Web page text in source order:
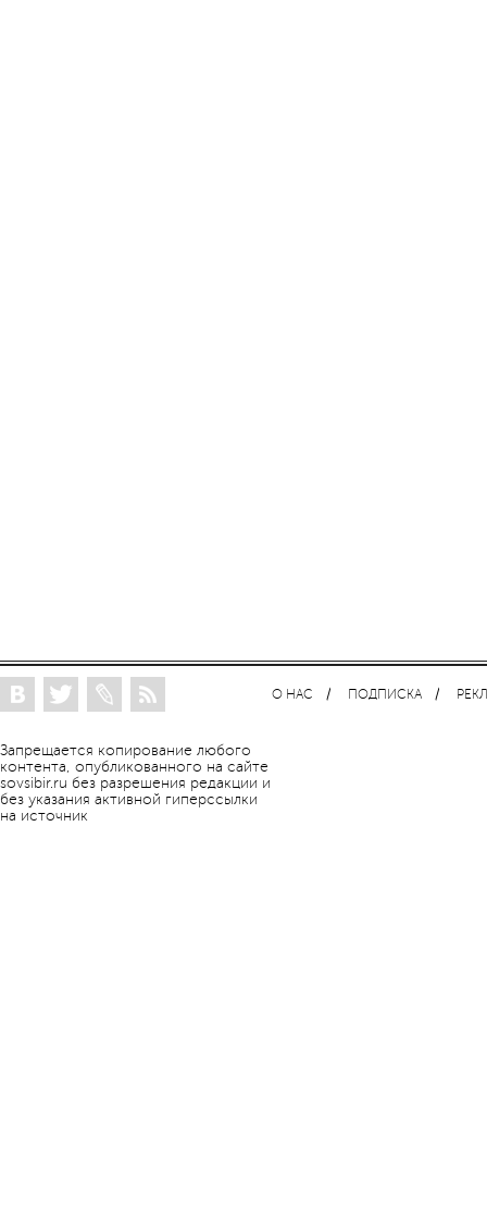
Запрещается копирование любого
контента, опубликованного на сайте
sovsibir.ru без разрешения редакции и
без указания активной гиперссылки
на источник
О НАС ПОДПИСКА